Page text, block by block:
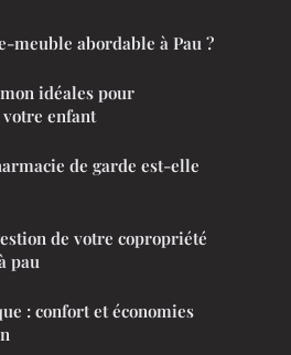
meuble abordable à Pau ?
idéales pour
enfant
de garde est-elle
de votre copropriété
pau
: confort et économies